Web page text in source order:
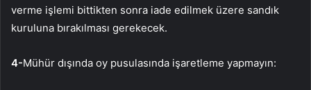
verme işlemi bittikten sonra iade edilmek üzere sandık
kuruluna bırakılması gerekecek.
4-Mühür dışında oy pusulasında işaretleme yapmayın: